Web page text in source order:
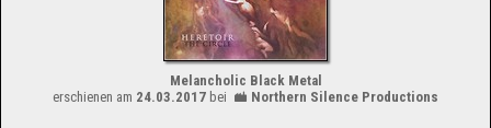
Melancholic Black Metal
erschienen am 24.03.2017 bei Northern Silence Productions